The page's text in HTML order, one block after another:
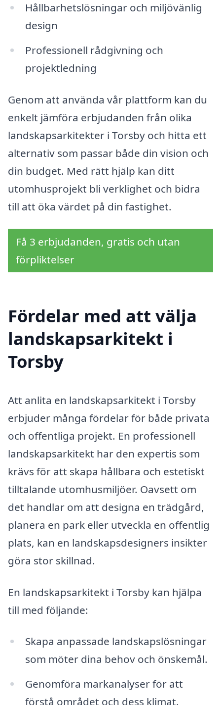
Hållbarhetslösningar och miljövänlig
design
Professionell rådgivning och
projektledning
Genom att använda vår plattform kan du
enkelt jämföra erbjudanden från olika
landskapsarkitekter i Torsby och hitta ett
alternativ som passar både din vision och
din budget. Med rätt hjälp kan ditt
utomhusprojekt bli verklighet och bidra
till att öka värdet på din fastighet.
Få 3 erbjudanden, gratis och utan
förpliktelser
Fördelar med att välja
landskapsarkitekt i
Torsby
Att anlita en landskapsarkitekt i Torsby
erbjuder många fördelar för både privata
och offentliga projekt. En professionell
landskapsarkitekt har den expertis som
krävs för att skapa hållbara och estetiskt
tilltalande utomhusmiljöer. Oavsett om
det handlar om att designa en trädgård,
planera en park eller utveckla en offentlig
plats, kan en landskapsdesigners insikter
göra stor skillnad.
En landskapsarkitekt i Torsby kan hjälpa
till med följande:
Skapa anpassade landskapslösningar
som möter dina behov och önskemål.
Genomföra markanalyser för att
förstå området och dess klimat.